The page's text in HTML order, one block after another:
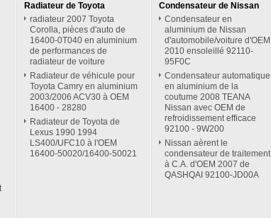
Radiateur de Toyota
radiateur 2007 Toyota
Corolla, pièces d'auto de
16400-0T040 en aluminium
de performances de
radiateur de voiture
Radiateur de véhicule pour
Toyota Camry en aluminium
2003/2006 ACV30 à OEM
16400 - 28280
Radiateur de Toyota de
Lexus 1990 1994
LS400/UFC10 à l'OEM
16400-50020/16400-50021
Condensateur de Nissan
Condensateur en
aluminium de Nissan
d'automobile/voiture d'OEM
2010 ensoleillé 92110-
95F0C
Condensateur automatique
en aluminium de la
coutume 2008 TEANA
Nissan avec OEM de
refroidissement efficace
92100 - 9W200
Nissan aèrent le
condensateur de traitement
à C.A. d'OEM 2007 de
QASHQAI 92100-JD00A